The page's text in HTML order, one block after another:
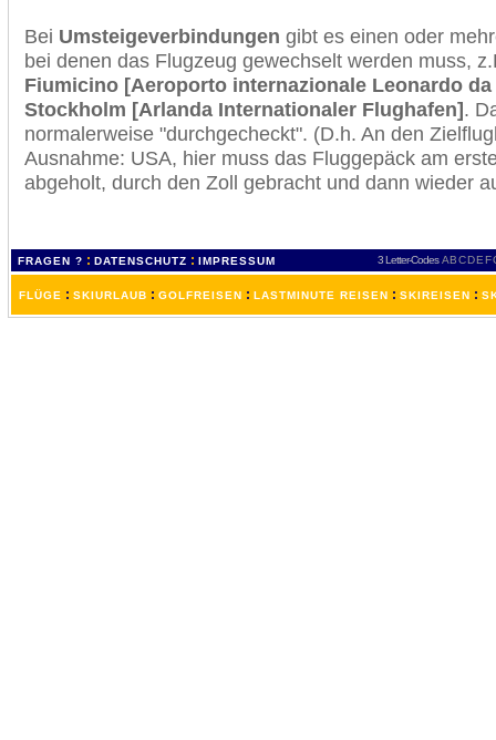
Bei Umsteigeverbindungen gibt es einen oder
bei denen das Flugzeug gewechselt werden muss,
Fiumicino [Aeroporto internazionale Leonardo
Stockholm [Arlanda Internationaler Flughafen].
normalerweise "durchgecheckt". (D.h. An den
Ausnahme: USA, hier muss das Fluggepäck am
abgeholt, durch den Zoll gebracht und dann wieder
FRAGEN ? : DATENSCHUTZ : IMPRESSUM 3 Letter-Codes ABCDEF
FLÜGE : SKIURLAUB : GOLFREISEN : LASTMINUTE REISEN : SKIREISEN :